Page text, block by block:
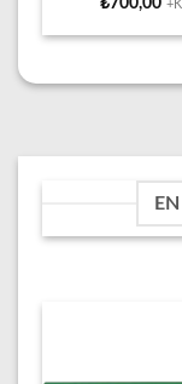
₺700,00